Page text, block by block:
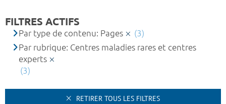
FILTRES ACTIFS
Par type de contenu: Pages
(3)
Par rubrique: Centres maladies rares et centres
experts
(3)
RETIRER TOUS LES FILTRES